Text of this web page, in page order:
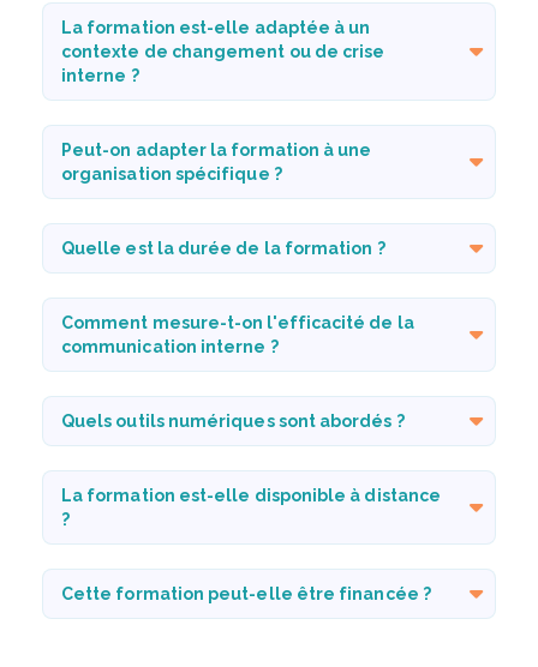
La formation est-elle adaptée à un
contexte de changement ou de crise
interne ?
Peut-on adapter la formation à une
organisation spécifique ?
Quelle est la durée de la formation ?
Comment mesure-t-on l'efficacité de la
communication interne ?
Quels outils numériques sont abordés ?
La formation est-elle disponible à distance
?
Cette formation peut-elle être financée ?